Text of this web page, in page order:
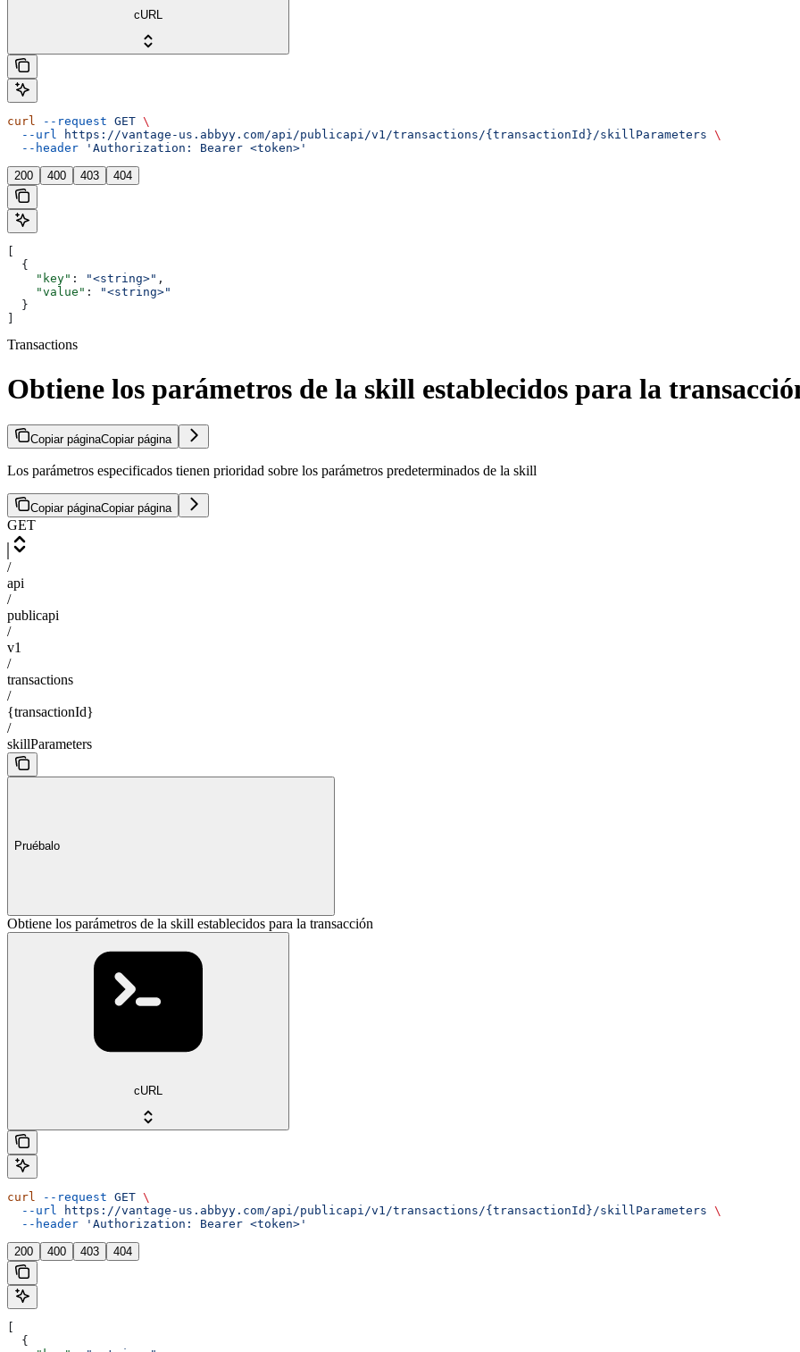
cURL
curl --request GET \
  --url
https://vantage-us.abbyy.com/api/publicapi/v1/transactions/{transactionId}/skillParameters \
  --header
'Authorization: Bearer <token>'
200 400 403 404
  {
    "key"
: "<string>" ,
    "value"
:
"<string>"
  }
Transactions
Obtiene los parámetros de la skill establecidos para la
Copiar páginaCopiar página
Los parámetros especificados tienen prioridad sobre los parámetros predeterminados de la skill
Copiar páginaCopiar página
GET
/
api
/
publicapi
/
v1
/
transactions
/
{transactionId}
/
skillParameters
Pruébalo
Obtiene los parámetros de la skill establecidos para la transacción
cURL
curl --request GET \
  --url
https://vantage-us.abbyy.com/api/publicapi/v1/transactions/{transactionId}/skillParameters \
  --header
'Authorization: Bearer <token>'
200 400 403 404
  {